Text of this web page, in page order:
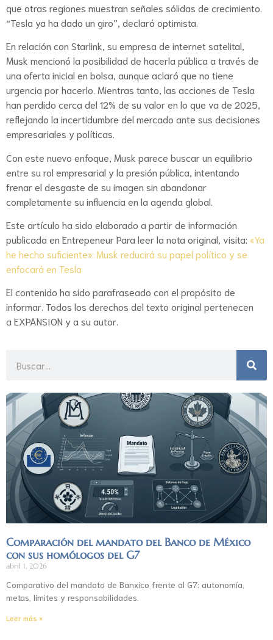
que otras regiones muestran señales sólidas de crecimiento.
“Tesla ya ha dado un giro”, declaró optimista.
En relación con Starlink, su empresa de internet satelital,
Musk mencionó la posibilidad de hacerla pública a través de
una oferta inicial en bolsa, aunque aclaró que no tiene
urgencia por hacerlo. Mientras tanto, las acciones de Tesla
han perdido cerca del 12% de su valor en lo que va de 2025,
reflejando la incertidumbre del mercado ante sus decisiones
empresariales y políticas.
Con este nuevo enfoque, Musk parece buscar un equilibrio
entre su rol empresarial y la presión pública, intentando
frenar el desgaste de su imagen sin abandonar
completamente su influencia en la agenda global.
Este artículo ha sido elaborado a partir de información
publicada en Entrepeneur Para leer la nota original, visita: «Ya
he hecho suficiente»: Musk reducirá su papel político y se
enfocará en Tesla
El contenido ha sido parafraseado con el propósito de
informar. Todos los derechos del texto original pertenecen
a EXPANSION y a su autor.
Comparación del mandato del Banco de México
con sus homólogos del G7
abril 1, 2026
Comparativo del mandato de Banxico frente al G7: autonomía,
metas, límites y responsabilidades.
Leer más »